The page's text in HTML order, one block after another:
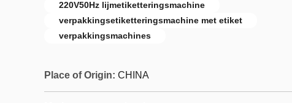
220V50Hz lijmetiketteringsmachine
verpakkingsetiketteringsmachine met etiket
verpakkingsmachines
Place of Origin: CHINA